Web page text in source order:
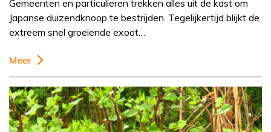
Gemeenten en particulieren trekken alles uit de kast om
Japanse duizendknoop te bestrijden. Tegelijkertijd blijkt de
extreem snel groeiende exoot…
Meer